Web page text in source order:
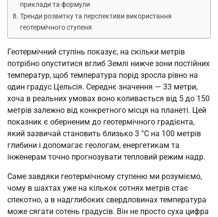
приклади та формули
Тренди розвитку та перспективи використання
геотермічного ступеня
Геотермічний ступінь показує, на скільки метрів
потрібно опуститися вглиб Землі нижче зони постійних
температур, щоб температура порід зросла рівно на
один градус Цельсія. Середнє значення — 33 метри,
хоча в реальних умовах воно коливається від 5 до 150
метрів залежно від конкретного місця на планеті. Цей
показник є оберненим до геотермічного градієнта,
який зазвичай становить близько 3 °C на 100 метрів
глибини і допомагає геологам, енергетикам та
інженерам точно прогнозувати тепловий режим надр.
Саме завдяки геотермічному ступеню ми розуміємо,
чому в шахтах уже на кількох сотнях метрів стає
спекотно, а в надглибоких свердловинах температура
може сягати сотень градусів. Він не просто суха цифра